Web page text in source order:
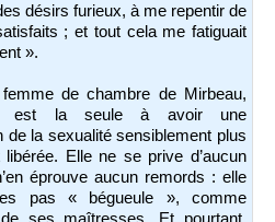
désirs furieux, à me repentir de
; et tout cela me fatiguait
».
femme de chambre de Mirbeau,
est la seule à avoir une
de la sexualité sensiblement plus
Elle ne se prive d’aucun
éprouve aucun remords : elle
pas « bégueule », comme